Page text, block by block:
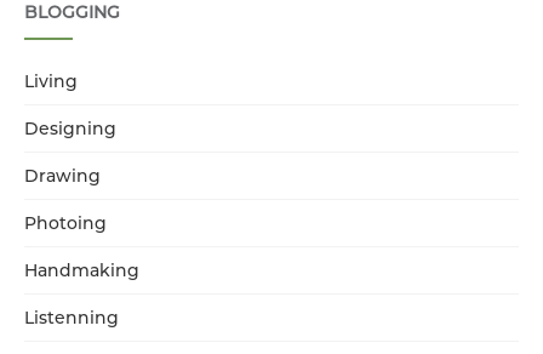
BLOGGING
Living
Designing
Drawing
Photoing
Handmaking
Listenning